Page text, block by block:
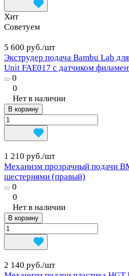
Хит
Советуем
5 600 руб./шт
Экструдер подача Bambu Lab
Unit FAE017 с датчиком
0
0
Нет в наличии
В корзину
1 210 руб./шт
Механизм прозрачный подачи
шестернями (правый)
0
0
Нет в наличии
В корзину
2 140 руб./шт